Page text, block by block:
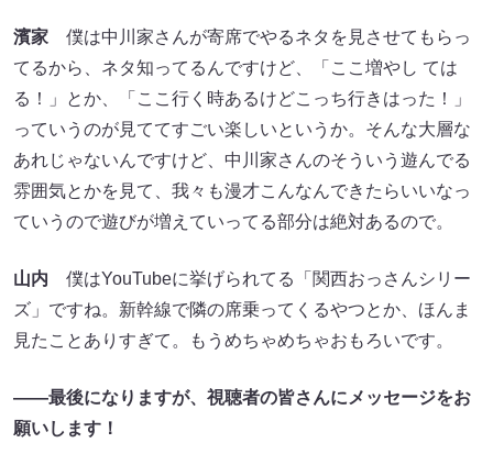
濱家 僕は中川家さんが寄席でやるネタを見させてもらっ
てるから、ネタ知ってるんですけど、「ここ増やし ては
る！」とか、「ここ行く時あるけどこっち行きはった！」
っていうのが見ててすごい楽しいというか。そんな大層な
あれじゃないんですけど、中川家さんのそういう遊んでる
雰囲気とかを見て、我々も漫才こんなんできたらいいなっ
ていうので遊びが増えていってる部分は絶対あるので。
山内 僕はYouTubeに挙げられてる「関西おっさんシリー
ズ」ですね。新幹線で隣の席乗ってくるやつとか、ほんま
見たことありすぎて。もうめちゃめちゃおもろいです。
――最後になりますが、視聴者の皆さんにメッセージをお
願いします！